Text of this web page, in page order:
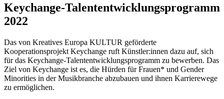
Keychange-Talententwicklungsprogramm
2022
Das von Kreatives Europa KULTUR geförderte
Kooperationsprojekt Keychange ruft Künstler:innen dazu auf, sich
für das Keychange-Talententwicklungsprogramm zu bewerben. Das
Ziel von Keychange ist es, die Hürden für Frauen* und Gender
Minorities in der Musikbranche abzubauen und ihnen Karrierewege
zu ermöglichen.